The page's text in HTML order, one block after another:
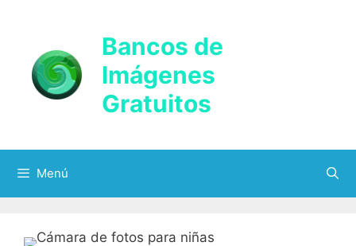
contenido
Bancos de
Imágenes
Gratuitos
Menú